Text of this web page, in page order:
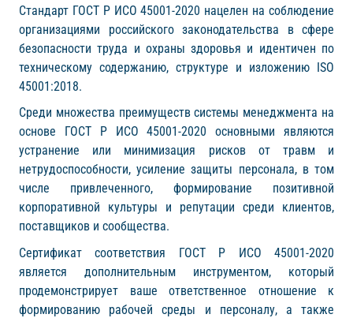
Стандарт ГОСТ Р ИСО 45001-2020 нацелен на соблюдение
организациями российского законодательства в сфере
безопасности труда и охраны здоровья и идентичен по
техническому содержанию, структуре и изложению ISO
45001:2018.
Среди множества преимуществ системы менеджмента на
основе ГОСТ Р ИСО 45001-2020 основными являются
устранение или минимизация рисков от травм и
нетрудоспособности, усиление защиты персонала, в том
числе привлеченного, формирование позитивной
корпоративной культуры и репутации среди клиентов,
поставщиков и сообщества.
Сертификат соответствия ГОСТ Р ИСО 45001-2020
является дополнительным инструментом, который
продемонстрирует ваше ответственное отношение к
формированию рабочей среды и персоналу, а также